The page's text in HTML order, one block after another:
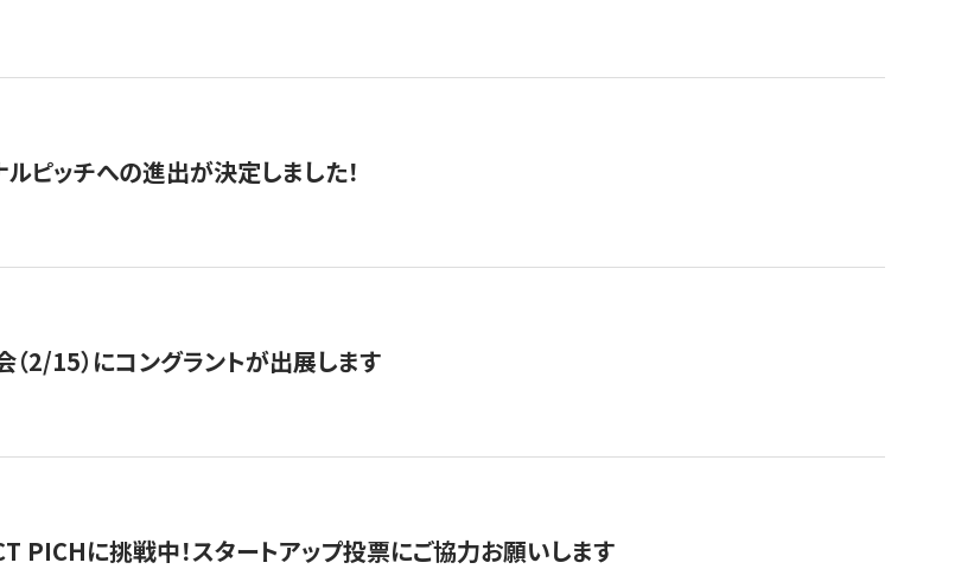
ピッチへの進出が決定しました！
2/15）にコングラントが出展します
に挑戦中！スタートアップ投票にご協力お願いします